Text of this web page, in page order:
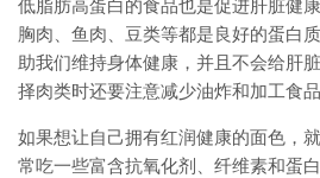
低脂肪高蛋白的食品也是促进肝脏健
胸肉、鱼肉、豆类等都是良好的蛋白
助我们维持身体健康，并且不会给肝
择肉类时还要注意减少油炸和加工食品
如果想让自己拥有红润健康的面色，
常吃一些富含抗氧化剂、纤维素和蛋